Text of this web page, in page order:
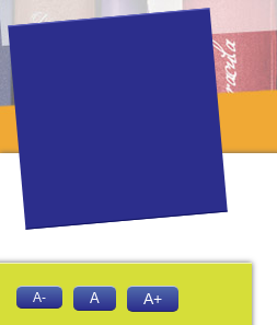
A- A A+